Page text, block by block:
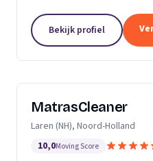
specialistische
Schoon al snel uit...
Bekijk profiel
MatrasCleaner
Laren (NH), Noord-Holland
10,0Moving Score